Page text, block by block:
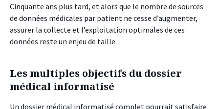
Cinquante ans plus tard, et alors que le nombre de sources
de données médicales par patient ne cesse d’augmenter,
assurer la collecte et l’exploitation optimales de ces
données reste un enjeu de taille.
Les multiples objectifs du dossier
médical informatisé
Un dossier médical informatisé complet pourrait satisfaire